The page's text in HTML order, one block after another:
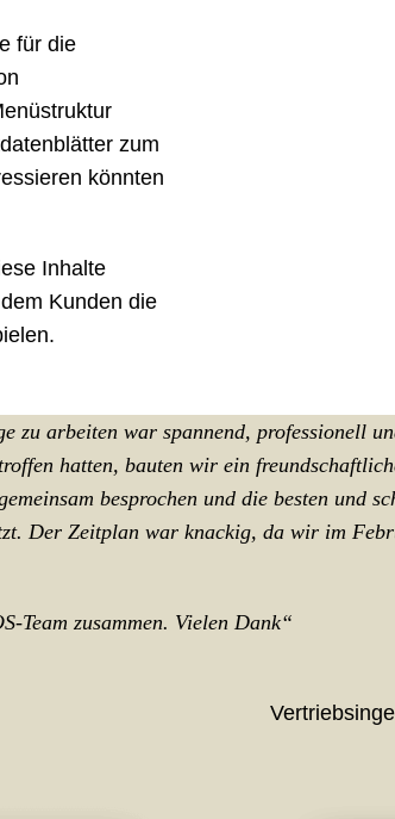
für die
zum
könnten
Inhalte
Kunden die
zu arbeiten war spannend, professionell
hatten, bauten wir ein
besprochen und die besten und
Der Zeitplan war knackig, da wir im
Team zusammen. Vielen Dank“